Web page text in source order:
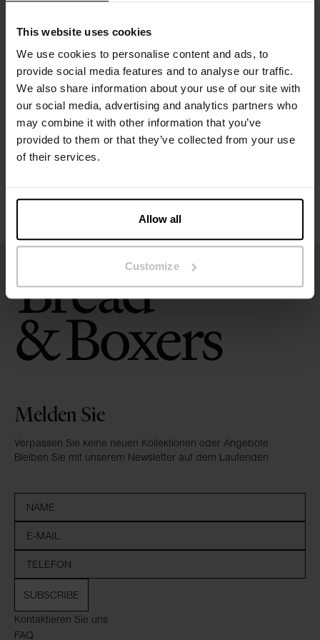
This website uses cookies
We use cookies to personalise content and ads, to
provide social media features and to analyse our traffic.
We also share information about your use of our site with
our social media, advertising and analytics partners who
may combine it with other information that you’ve
provided to them or that they’ve collected from your use
of their services.
Allow all
Customize
Spezifikation
Größentabelle
Pflegehinweise
Bewertungen
Kontaktieren Sie uns
FAQ
Melden Sie
Verpassen Sie keine neuen Kollektionen oder Angebote.
Bleiben Sie mit unserem Newsletter auf dem Laufenden
SUBSCRIBE